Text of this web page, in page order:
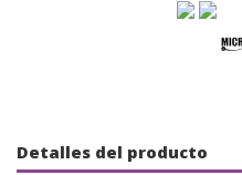
Detalles del producto